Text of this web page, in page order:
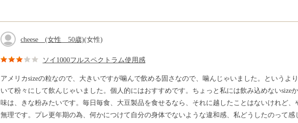
cheese (女性 50歳)(女性)
ソイ1000フルスペクトラム使用感
アメリカsizeの粒なので、大きいですが噛んで飲める固さなので、噛んじゃいました。というよ
いて粉々にして飲んじゃいました。個人的にはおすすめです。ちょっと私には飲み込めないsizeか
味は、きな粉みたいです。毎日毎食、大豆製品を食せるなら、それに越したことはないけれど、
無理です。プレ更年期の為、何かにつけて自分の身体でないような違和感、私どうしたのって感